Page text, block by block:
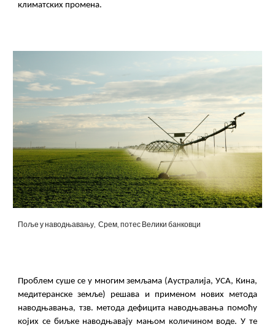
климатских промена.
Пољеу наводњавању, Срем, потес Велики банковци
Проблем суше се у многим земљама (Аустралија, УСА, Кина,
медитеранске земље) решава и применом нових метода
наводњавања, тзв. метода дефицита наводњавања помоћу
којих се биљке наводњавају мањом количином воде. У те